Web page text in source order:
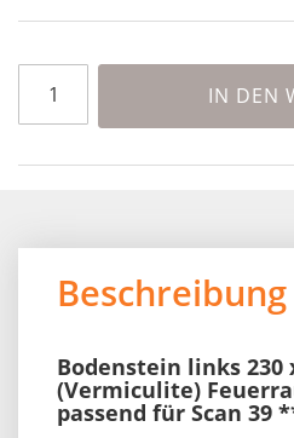
IN DEN
Beschreibung
Bodenstein links 230
(Vermiculite)
passend für Scan 39